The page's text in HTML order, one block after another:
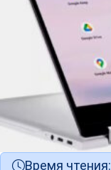
Время чтения: